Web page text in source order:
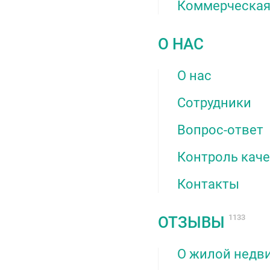
Коммерческая
О НАС
О нас
Сотрудники
Вопрос-ответ
Контроль
Контакты
ОТЗЫВЫ 1133
О жилой